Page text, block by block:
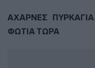
ΑΧΑΡΝΕΣ ΠΥΡΚΑΓΙΑ
ΦΩΤΙΑ ΤΩΡΑ